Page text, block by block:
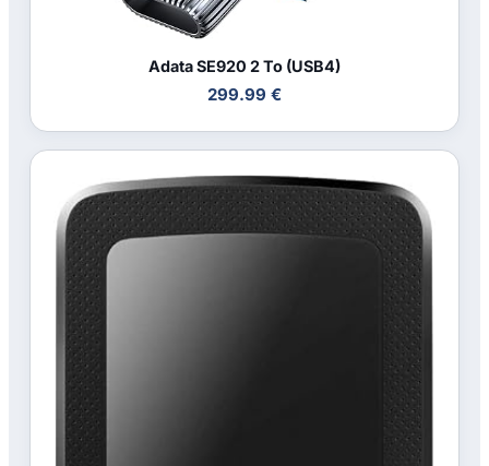
Adata SE920 2 To (USB4)
299.99 €